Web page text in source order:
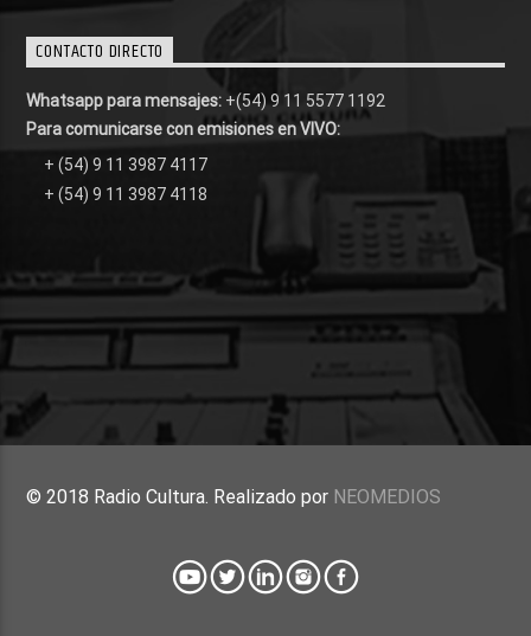
CONTACTO DIRECTO
Whatsapp para mensajes: +(54) 9 11 5577 1192
Para comunicarse con emisiones en VIVO:
+ (54) 9 11 3987 4117
+ (54) 9 11 3987 4118
© 2018 Radio Cultura. Realizado por NEOMEDIOS